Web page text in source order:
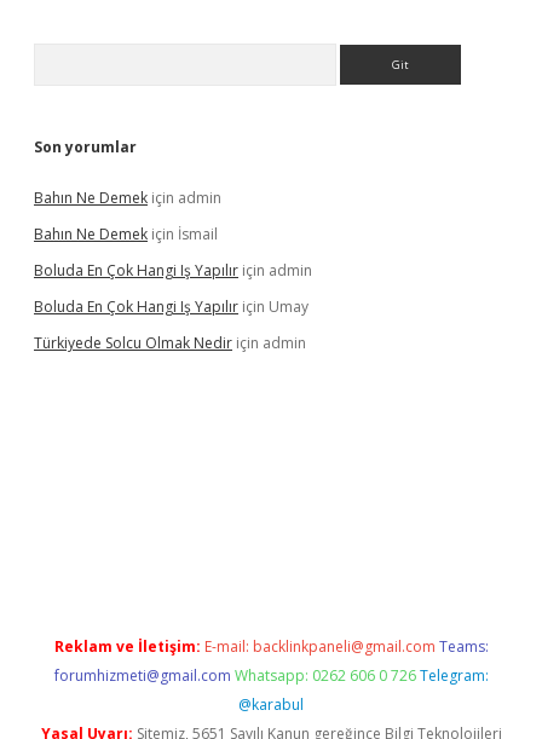
Son yorumlar
Bahın Ne Demek için admin
Bahın Ne Demek için İsmail
Boluda En Çok Hangi Iş Yapılır için admin
Boluda En Çok Hangi Iş Yapılır için Umay
Türkiyede Solcu Olmak Nedir için admin
Reklam ve İletişim: E-mail: backlinkpaneli@gmail.com Teams:
forumhizmeti@gmail.com Whatsapp: 0262 606 0 726 Telegram:
@karabul
Yasal Uyarı: Sitemiz, 5651 Sayılı Kanun gereğince Bilgi Teknolojileri